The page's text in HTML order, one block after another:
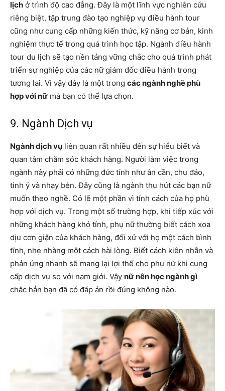
lịch ở trình độ cao đẳng. Đây là một lĩnh vực nghiên cứu
riêng biệt, tập trung đào tạo nghiệp vụ điều hành tour
cũng như cung cấp những kiến ​​thức, kỹ năng cơ bản, kinh
nghiệm thực tế trong quá trình học tập. Ngành điều hành
tour du lịch sẽ tạo nền tảng vững chắc cho quá trình phát
triển sự nghiệp của các nữ giám đốc điều hành trong
tương lai. Vì vậy đây là một trong các ngành nghề phù
hợp với nữ mà bạn có thể lựa chọn.
9. Ngành Dịch vụ
Ngành dịch vụ liên quan rất nhiều đến sự hiểu biết và
quan tâm chăm sóc khách hàng. Người làm việc trong
ngành này phải có những đức tính như ân cần, chu đáo,
tinh ý và nhạy bén. Đây cũng là ngành thu hút các bạn nữ
muốn theo nghề. Có lẽ một phần vì tính cách của họ phù
hợp với dịch vụ. Trong một số trường hợp, khi tiếp xúc với
những khách hàng khó tính, phụ nữ thường biết cách xoa
dịu cơn giận của khách hàng, đối xử với họ một cách bình
tĩnh, nhẹ nhàng một cách hài lòng. Biết cách kiên nhẫn và
phản ứng nhanh sẽ mang lại lợi thế cho phụ nữ khi cung
cấp dịch vụ so với nam giới. Vậy nữ nên học ngành gì
chắc hẳn bạn đã có đáp án rồi đúng không nào.